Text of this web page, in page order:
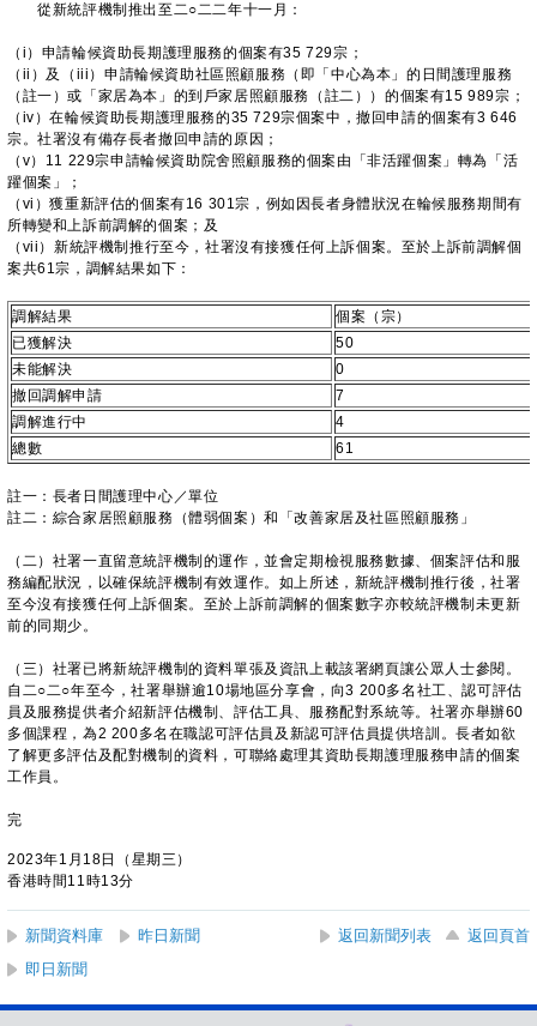
從新統評機制推出至二○二二年十一月：
（i）申請輪候資助長期護理服務的個案有35 729宗；
（ii）及（iii）申請輪候資助社區照顧服務（即「中心為本」的日間護理服務
（註一）或「家居為本」的到戶家居照顧服務（註二））的個案有15 989宗；
（iv）在輪候資助長期護理服務的35 729宗個案中，撤回申請的個案有3 646
宗。社署沒有備存長者撤回申請的原因；
（v）11 229宗申請輪候資助院舍照顧服務的個案由「非活躍個案」轉為「活
躍個案」；
（vi）獲重新評估的個案有16 301宗，例如因長者身體狀況在輪候服務期間有
所轉變和上訴前調解的個案；及
（vii）新統評機制推行至今，社署沒有接獲任何上訴個案。至於上訴前調解個
案共61宗，調解結果如下：
調解結果
個案（宗）
已獲解決
50
未能解決
0
撤回調解申請
7
調解進行中
4
總數
61
註一：長者日間護理中心／單位
註二：綜合家居照顧服務（體弱個案）和「改善家居及社區照顧服務」
（二）社署一直留意統評機制的運作，並會定期檢視服務數據、個案評估和服
務編配狀況，以確保統評機制有效運作。如上所述，新統評機制推行後，社署
至今沒有接獲任何上訴個案。至於上訴前調解的個案數字亦較統評機制未更新
前的同期少。
（三）社署已將新統評機制的資料單張及資訊上載該署網頁讓公眾人士參閱。
自二○二○年至今，社署舉辦逾10場地區分享會，向3 200多名社工、認可評估
員及服務提供者介紹新評估機制、評估工具、服務配對系統等。社署亦舉辦60
多個課程，為2 200多名在職認可評估員及新認可評估員提供培訓。長者如欲
了解更多評估及配對機制的資料，可聯絡處理其資助長期護理服務申請的個案
工作員。
完
2023年1月18日（星期三）
香港時間11時13分
新聞資料庫 昨日新聞 返回新聞列表
返回頁首
即日新聞